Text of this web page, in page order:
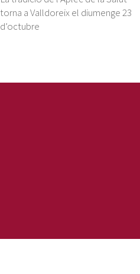
torna a Valldoreix el diumenge 23
d’octubre